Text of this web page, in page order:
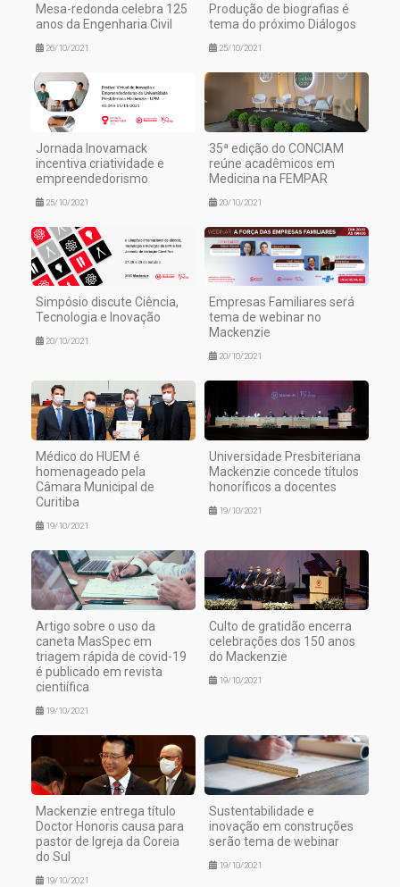
Mesa-redonda celebra 125
anos da Engenharia Civil
26/10/2021
Produção de biografias é
tema do próximo Diálogos
25/10/2021
Jornada Inovamack
incentiva criatividade e
empreendedorismo
25/10/2021
35ª edição do CONCIAM
reúne acadêmicos em
Medicina na FEMPAR
20/10/2021
Simpósio discute Ciência,
Tecnologia e Inovação
20/10/2021
Empresas Familiares será
tema de webinar no
Mackenzie
20/10/2021
Médico do HUEM é
homenageado pela
Câmara Municipal de
Curitiba
19/10/2021
Universidade Presbiteriana
Mackenzie concede títulos
honoríficos a docentes
19/10/2021
Artigo sobre o uso da
caneta MasSpec em
triagem rápida de covid-19
é publicado em revista
cientiífica
19/10/2021
Culto de gratidão encerra
celebrações dos 150 anos
do Mackenzie
19/10/2021
Mackenzie entrega título
Doctor Honoris causa para
pastor de Igreja da Coreia
do Sul
19/10/2021
Sustentabilidade e
inovação em construções
serão tema de webinar
19/10/2021